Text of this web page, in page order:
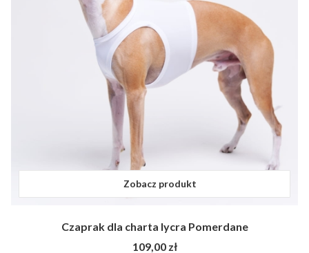
Zobacz produkt
Czaprak dla charta lycra Pomerdane
Cena
109,00 zł